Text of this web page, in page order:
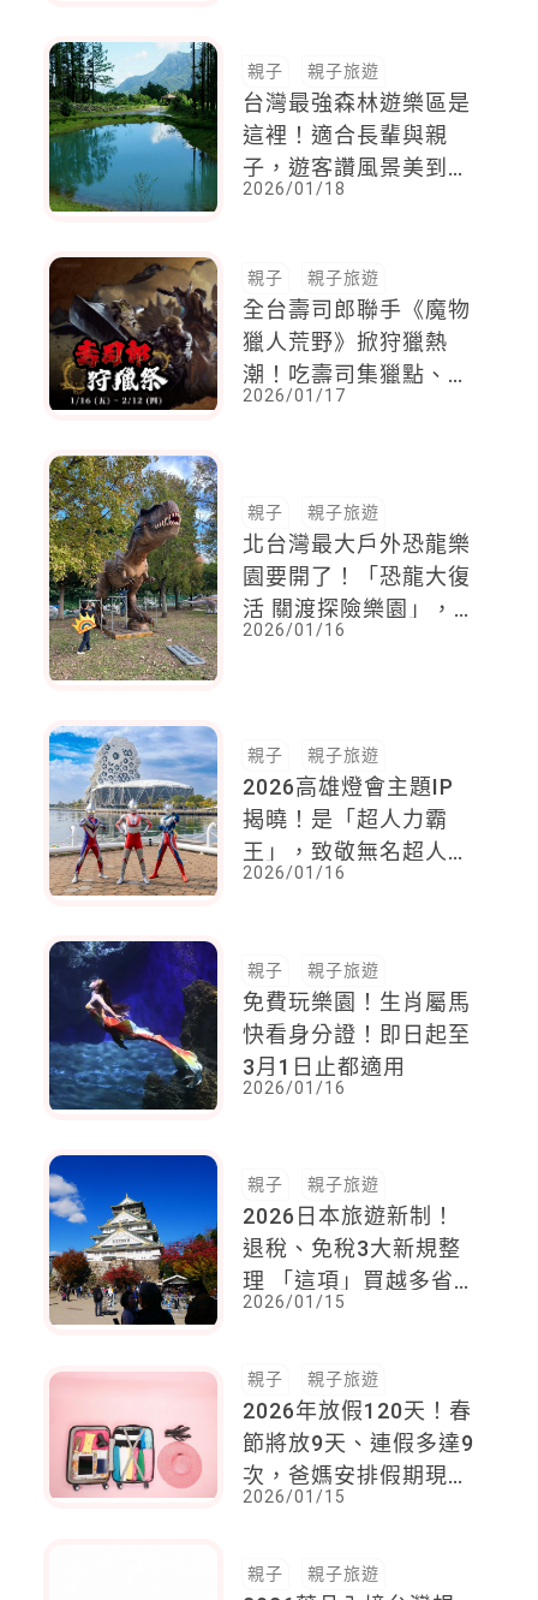
親子 親子旅遊
台灣最強森林遊樂區是
這裡！適合長輩與親
子，遊客讚風景美到超
療癒
2026/01/18
親子 親子旅遊
全台壽司郎聯手《魔物
獵人荒野》掀狩獵熱
潮！吃壽司集獵點、搶
限量周邊，帶孩子體驗
2026/01/17
親子 親子旅遊
北台灣最大戶外恐龍樂
園要開了！「恐龍大復
活 關渡探險樂園」，
近70隻擬真動態恐龍
2026/01/16
親子 親子旅遊
2026高雄燈會主題IP
揭曉！是「超人力霸
王」，致敬無名超人，
2月7日～3月1日愛河
2026/01/16
親子 親子旅遊
免費玩樂園！生肖屬馬
快看身分證！即日起至
3月1日止都適用
2026/01/16
親子 親子旅遊
2026日本旅遊新制！
退稅、免稅3大新規整
理 「這項」買越多省
越多
2026/01/15
親子 親子旅遊
2026年放假120天！春
節將放9天、連假多達9
次，爸媽安排假期現在
就開始！
2026/01/15
親子 親子旅遊